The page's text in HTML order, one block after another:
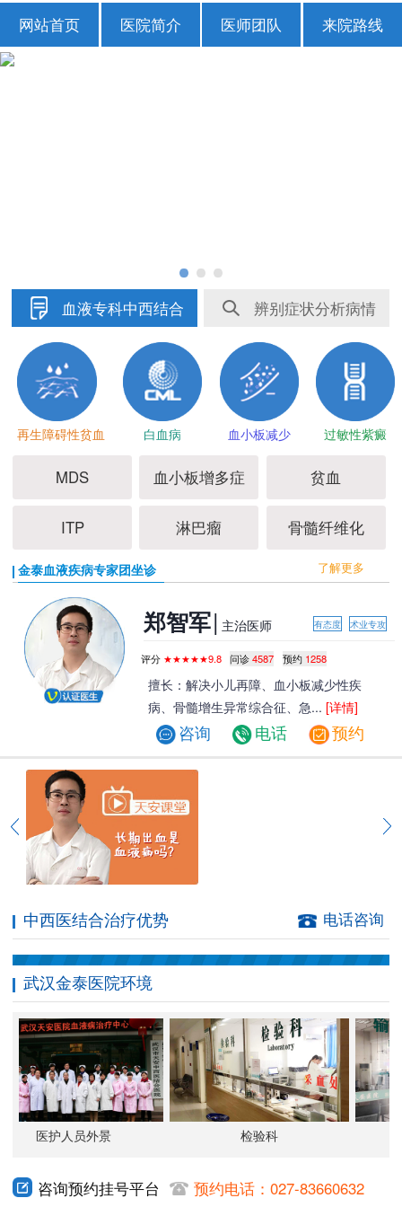
网站首页 医院简介 医师团队 来院路线
血液专科中西结合 辨别症状分析病情
再生障碍性贫血 白血病 血小板减少 过敏性紫癜
MDS 血小板增多症 贫血
ITP 淋巴瘤 骨髓纤维化
金泰血液疾病专家团坐诊 了解更多
郑智军| 主治医师 术业专攻
有态度
评分 ★★★★★9.8 问诊 4587 预约 1258
擅长：解决小儿再障、血小板减少性疾
病、骨髓增生异常综合征、急...[详情]
咨询 电话 预约
中西医结合治疗优势 电话咨询
武汉金泰医院环境
医护人员外景 检验科
咨询预约挂号平台 预约电话：027-83660632